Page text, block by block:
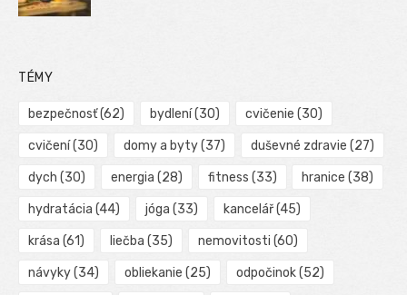
TÉMY
bezpečnosť(62) bydlení(30) cvičenie (30)
cvičení(30) domy a byty(37) duševné zdravie (27)
dych (30) energia (28) fitness (33) hranice (38)
hydratácia (44) jóga (33) kancelář(45)
krása (61) liečba (35) nemovitosti (60)
návyky(34) obliekanie (25) odpočinok(52)